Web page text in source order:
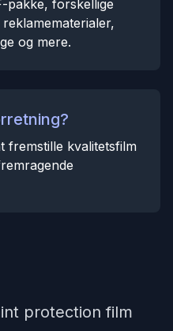
pakke, forskellige
og mere.
fremstille kvalitetsfilm
protection film